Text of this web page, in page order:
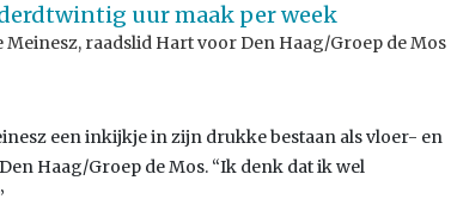
uur maak per week
Meinesz, raadslid Hart voor Den Haag/Groep de Mos
een inkijkje in zijn drukke bestaan als vloer- en
Haag/Groep de Mos. “Ik denk dat ik wel